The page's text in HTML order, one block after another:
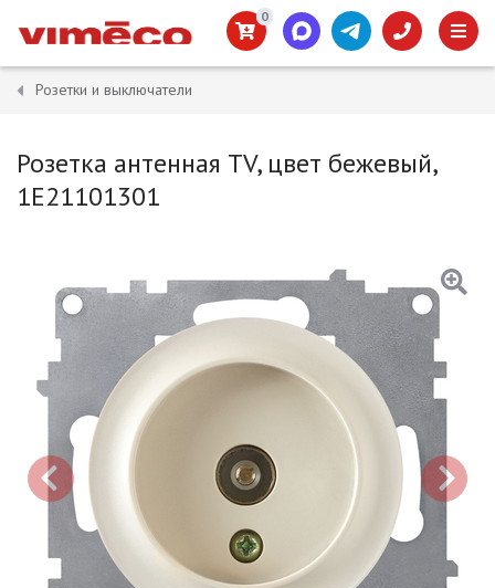
0
Розетки и выключатели
Розетка антенная TV, цвет бежевый,
1E21101301